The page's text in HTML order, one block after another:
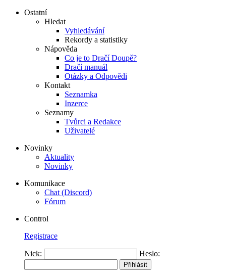
Ostatní
Hledat
Vyhledávání
Rekordy a statistiky
Nápověda
Co je to Dračí Doupě?
Dračí manuál
Otázky a Odpovědi
Kontakt
Seznamka
Inzerce
Seznamy
Tvůrci a Redakce
Uživatelé
Novinky
Aktuality
Novinky
Komunikace
Chat (Discord)
Fórum
Control
Registrace
Nick: Heslo: